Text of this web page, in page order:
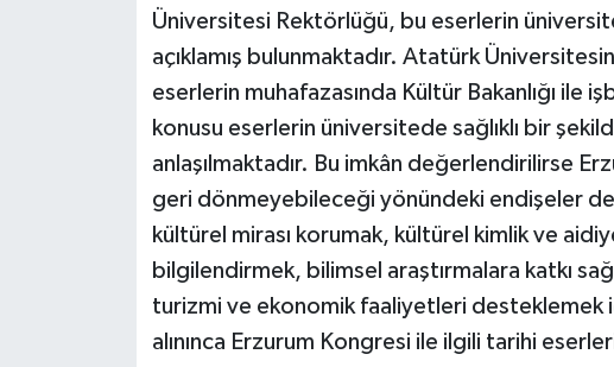
Üniversitesi Rektörlüğü, bu eserlerin
açıklamış bulunmaktadır. Atatürk
eserlerin muhafazasında Kültür Bakanlığı ile
konusu eserlerin üniversitede sağlıklı bir
anlaşılmaktadır. Bu imkân değerlendirilirse
geri dönmeyebileceği yönündeki endişeler
kültürel mirası korumak, kültürel kimlik ve
bilgilendirmek, bilimsel araştırmalara katkı
turizmi ve ekonomik faaliyetleri desteklemek
alınınca Erzurum Kongresi ile ilgili tarihi
ÜLKE GÜNDEMİ
Yerel Haberler